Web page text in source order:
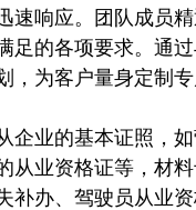
速响应。团队成员
足的各项要求。通
，为客户量身定制
企业的基本证照，如
从业资格证等，材
补办、驾驶员从业